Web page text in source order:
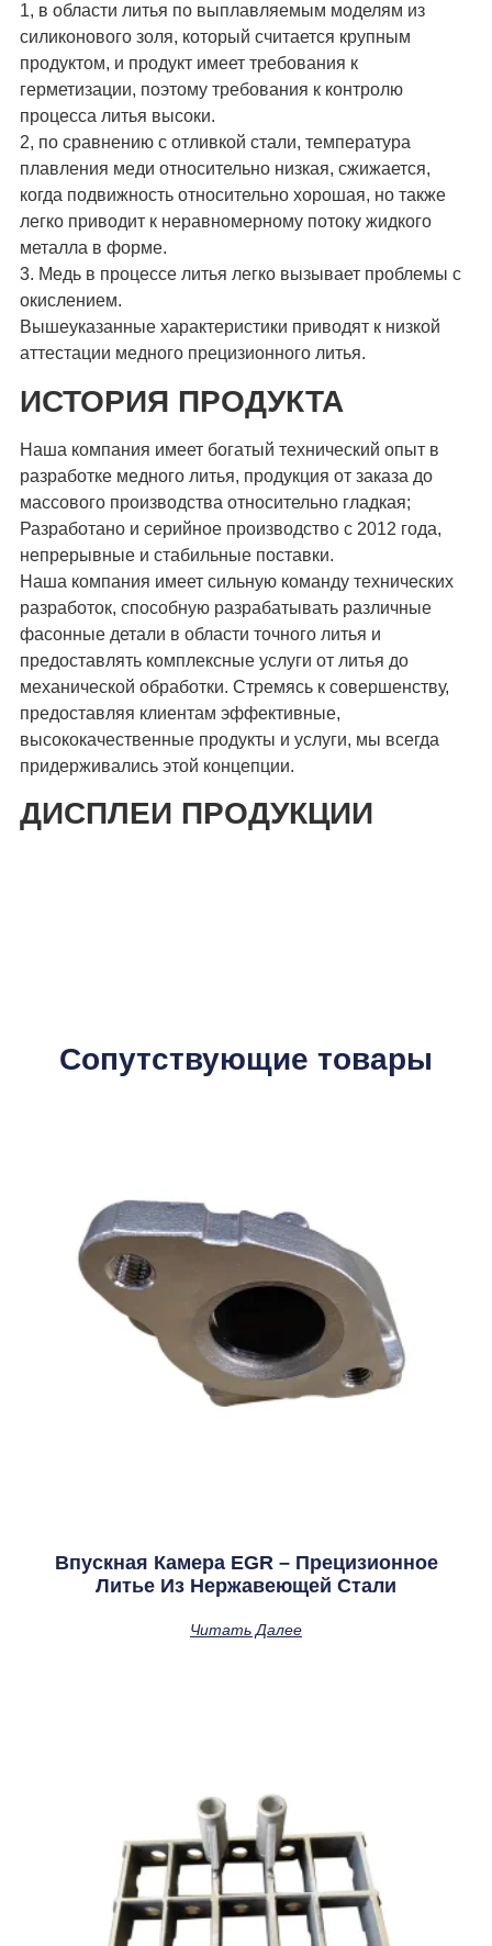
1, в области литья по выплавляемым моделям из
силиконового золя, который считается крупным
продуктом, и продукт имеет требования к
герметизации, поэтому требования к контролю
процесса литья высоки.
2, по сравнению с отливкой стали, температура
плавления меди относительно низкая, сжижается,
когда подвижность относительно хорошая, но также
легко приводит к неравномерному потоку жидкого
металла в форме.
3. Медь в процессе литья легко вызывает проблемы с
окислением.
Вышеуказанные характеристики приводят к низкой
аттестации медного прецизионного литья.
ИСТОРИЯ ПРОДУКТА
Наша компания имеет богатый технический опыт в
разработке медного литья, продукция от заказа до
массового производства относительно гладкая;
Разработано и серийное производство с 2012 года,
непрерывные и стабильные поставки.
Наша компания имеет сильную команду технических
разработок, способную разрабатывать различные
фасонные детали в области точного литья и
предоставлять комплексные услуги от литья до
механической обработки. Стремясь к совершенству,
предоставляя клиентам эффективные,
высококачественные продукты и услуги, мы всегда
придерживались этой концепции.
ДИСПЛЕИ ПРОДУКЦИИ
Сопутствующие товары
Впускная Камера EGR – Прецизионное
Литье Из Нержавеющей Стали
Читать Далее